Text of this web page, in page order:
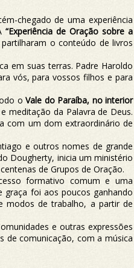
chegado de uma experiência
“Experiência de Oração sobre a
o conteúdo de livros
em suas terras. Padre Haroldo
vós, para vossos filhos e para
oVale do Paraíba, no interior
meditação da Palavra de Deus.
com um dom extraordinário de
e outros nomes de grande
Dougherty, inicia um ministério
de Grupos de Oração.
formativo comum e uma
graça foi aos poucos ganhando
modos de trabalho, a partir de
e outras expressões
de comunicação, com a música